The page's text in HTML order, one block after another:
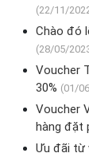
(22/11/
Chào đó
(28/05/
Voucher
30% (01/
Voucher
hàng đặt
Ưu đãi từ